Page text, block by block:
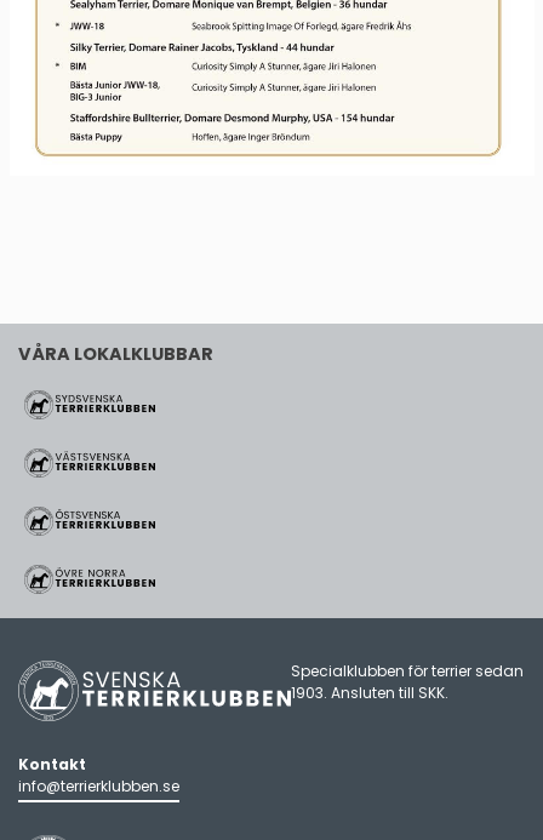
VÅRA LOKALKLUBBAR
Specialklubben för terrier sedan
1903. Ansluten till SKK.
Kontakt
info@terrierklubben.se